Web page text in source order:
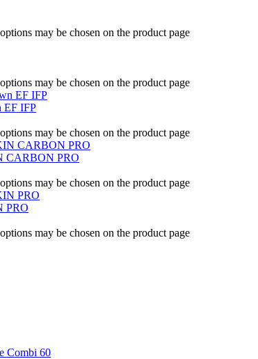
may be chosen on the product page
may be chosen on the product page
EF IFP
may be chosen on the product page
CARBON PRO
may be chosen on the product page
PRO
may be chosen on the product page
Combi 60